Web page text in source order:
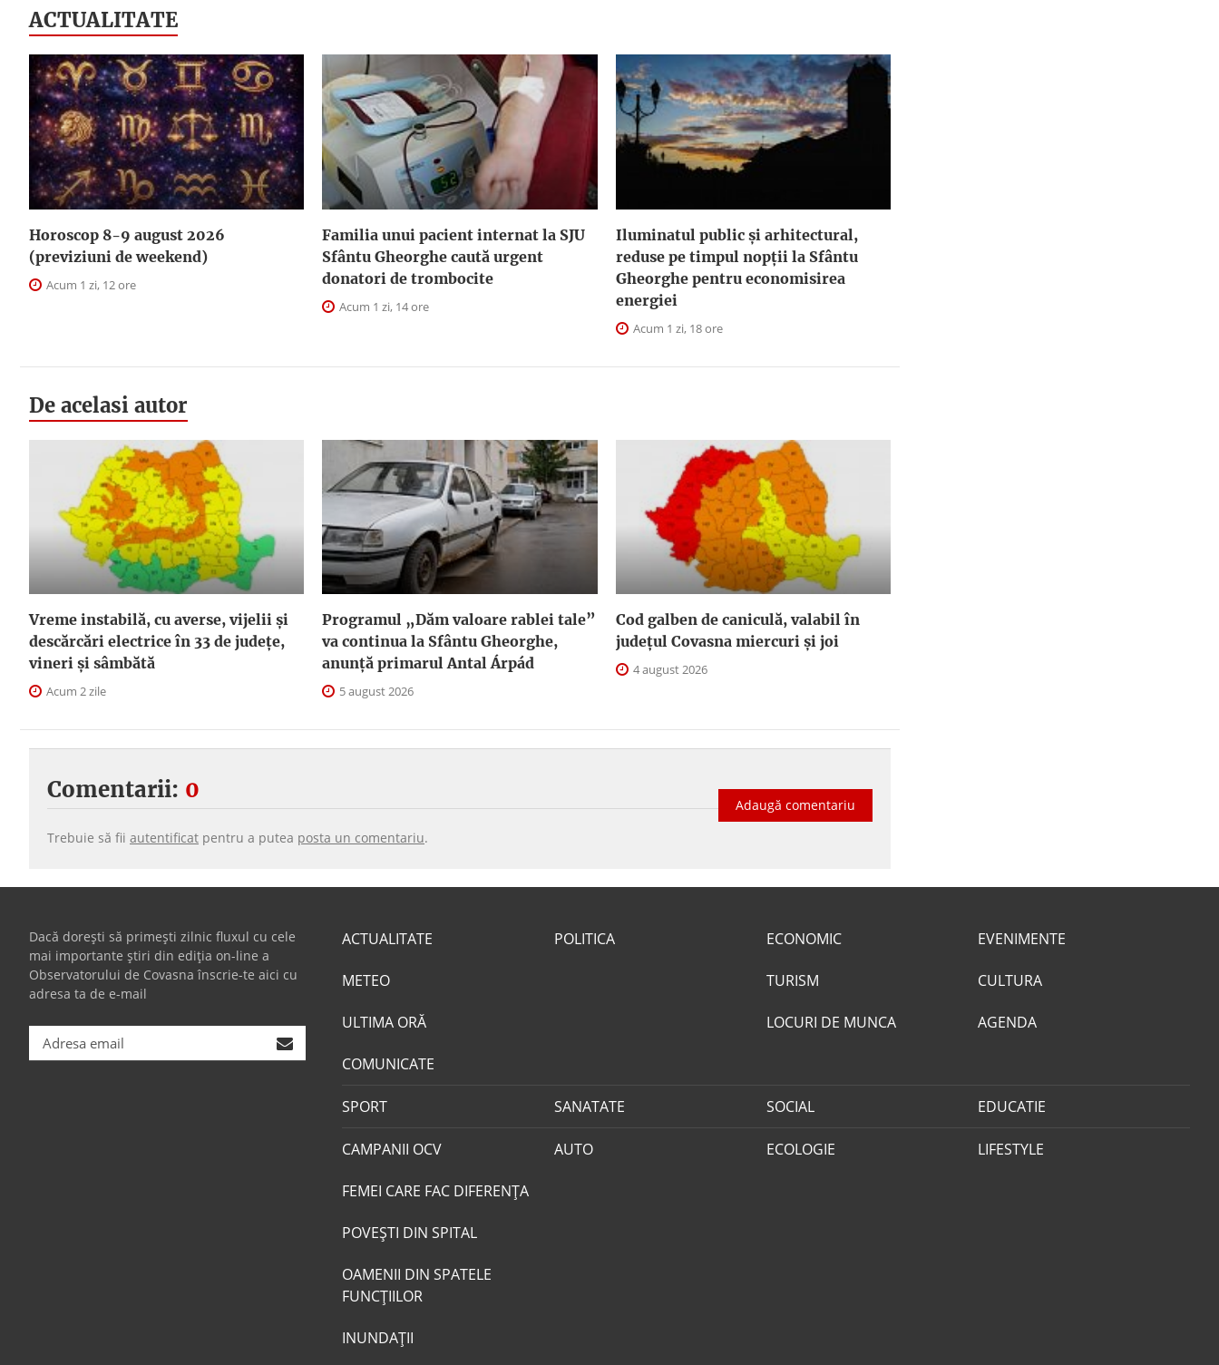
ACTUALITATE
Horoscop 8-9 august 2026
(previziuni de weekend)
Acum 1 zi, 12 ore
Familia unui pacient internat la SJU
Sfântu Gheorghe caută urgent
donatori de trombocite
Acum 1 zi, 14 ore
Iluminatul public şi arhitectural,
reduse pe timpul nopţii la Sfântu
Gheorghe pentru economisirea
energiei
Acum 1 zi, 18 ore
De acelasi autor
Vreme instabilă, cu averse, vijelii și
descărcări electrice în 33 de județe,
vineri și sâmbătă
Acum 2 zile
Programul „Dăm valoare rablei tale”
va continua la Sfântu Gheorghe,
anunţă primarul Antal Árpád
5 august 2026
Cod galben de caniculă, valabil în
judeţul Covasna miercuri și joi
4 august 2026
Comentarii: 0
Adaugă comentariu
Trebuie să fii autentificat pentru a putea posta un comentariu.
Dacă dorești să primești zilnic fluxul cu cele
mai importante știri din ediția on-line a
Observatorului de Covasna înscrie-te aici cu
adresa ta de e-mail
ACTUALITATE
METEO
ULTIMA ORĂ
COMUNICATE
POLITICA ECONOMIC
TURISM
LOCURI DE MUNCA
EVENIMENTE
CULTURA
AGENDA
SPORT SANATATE SOCIAL EDUCATIE
CAMPANII OCV
FEMEI CARE FAC DIFERENȚA
POVEŞTI DIN SPITAL
OAMENII DIN SPATELE
FUNCŢIILOR
INUNDAŢII
AUTO ECOLOGIE LIFESTYLE